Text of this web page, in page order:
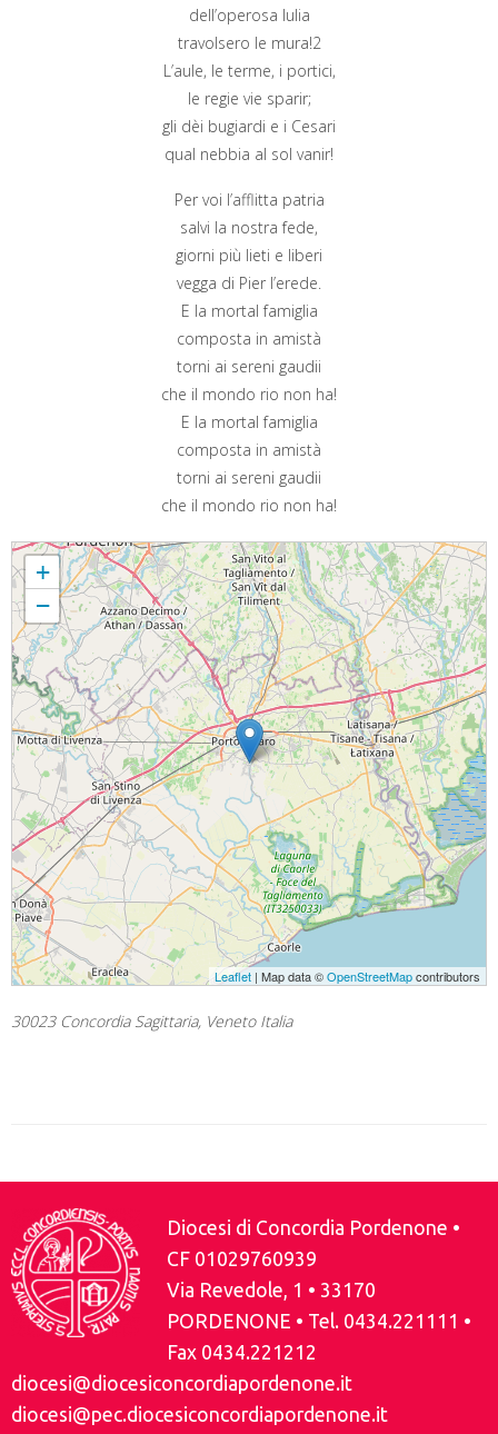
dell’operosa Iulia
travolsero le mura!2
L’aule, le terme, i portici,
le regie vie sparir;
gli dèi bugiardi e i Cesari
qual nebbia al sol vanir!
Per voi l’afflitta patria
salvi la nostra fede,
giorni più lieti e liberi
vegga di Pier l’erede.
E la mortal famiglia
composta in amistà
torni ai sereni gaudii
che il mondo rio non ha!
E la mortal famiglia
composta in amistà
torni ai sereni gaudii
che il mondo rio non ha!
SANTI MARTIRI CONCORDIESI
+
−
Leaflet | Map data ©OpenStreetMapcontributors
30023 Concordia Sagittaria, Veneto Italia
Diocesi di Concordia Pordenone •
CF 01029760939
Via Revedole, 1 • 33170
PORDENONE • Tel. 0434.221111 •
Fax 0434.221212
diocesi@diocesiconcordiapordenone.it
diocesi@pec.diocesiconcordiapordenone.it